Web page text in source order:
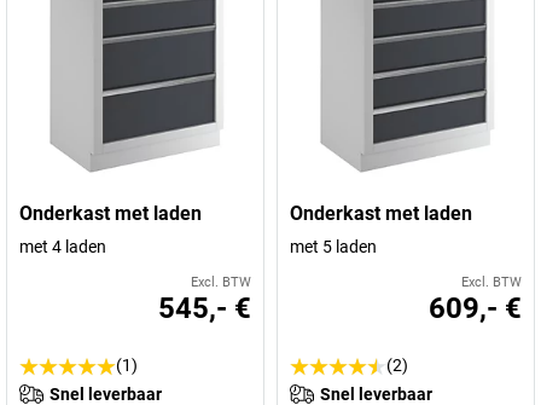
Onderkast met laden
met 4 laden
Excl. BTW
545,- €
(1)
Snel leverbaar
Onderkast met laden
met 5 laden
Excl. BTW
609,- €
(2)
Snel leverbaar